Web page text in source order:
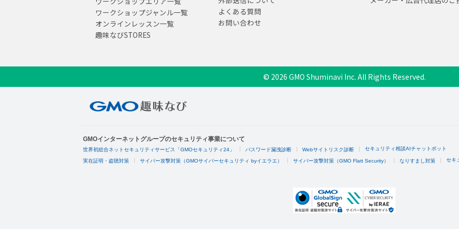
ワークショップジャンル一覧
オンラインレッスン一覧
趣味なびSTORES
よくある質問
お問い合わせ
© 2026 GMO Shuminavi Inc. All Rights Reserved.